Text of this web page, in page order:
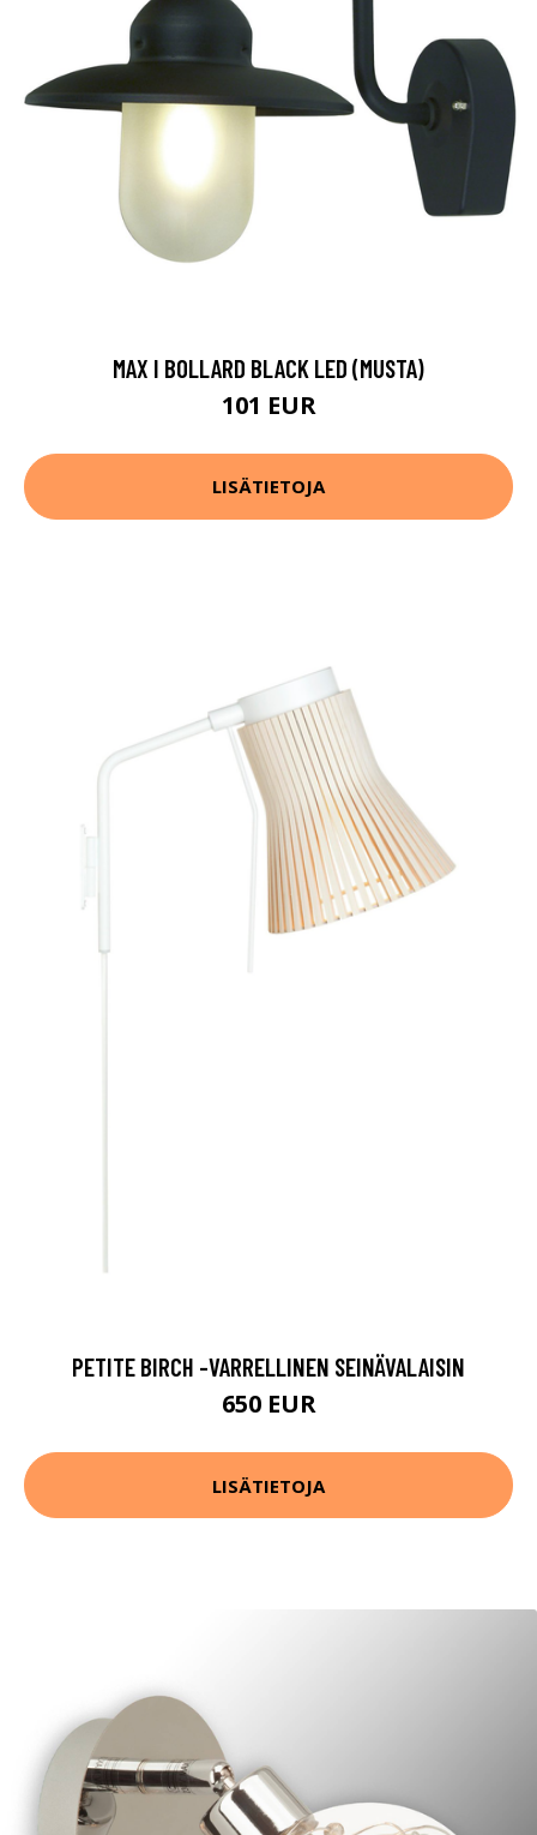
MAX I BOLLARD BLACK LED (MUSTA)
101 EUR
LISÄTIETOJA
PETITE BIRCH -VARRELLINEN SEINÄVALAISIN
650 EUR
LISÄTIETOJA